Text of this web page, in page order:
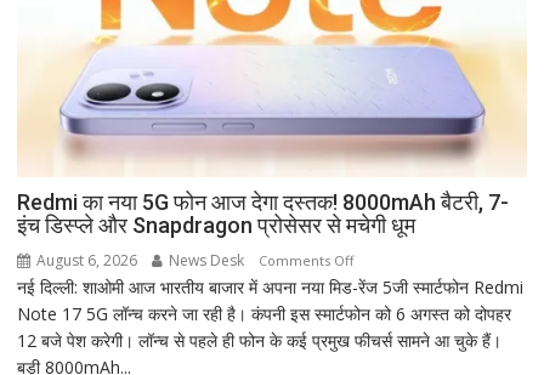
तारीख,
और
व्रत
का
महत्व
Redmi का नया 5G फोन आज देगा दस्तक! 8000mAh बैटरी, 7-
इंच डिस्प्ले और Snapdragon प्रोसेसर से मचेगी धूम
August 6, 2026 News Desk Comments Offon
Redmi
का
नया
नई दिल्ली: शाओमी आज भारतीय बाजार में अपना नया मिड-रेंज 5जी स्मार्टफोन Redmi
Note 17 5G लॉन्च करने जा रही है। कंपनी इस स्मार्टफोन को 6 अगस्त को दोपहर
12 बजे पेश करेगी। लॉन्च से पहले ही फोन के कई प्रमुख फीचर्स सामने आ चुके हैं।
बड़ी 8000mAh...